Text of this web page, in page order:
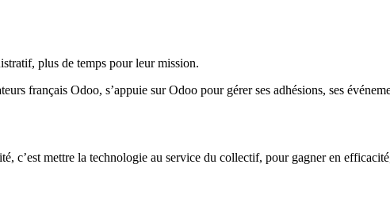
plus de temps pour leur mission.
français Odoo, s’appuie sur Odoo pour gérer ses adhésions, ses
c’est mettre la technologie au service du collectif, pour gagner en